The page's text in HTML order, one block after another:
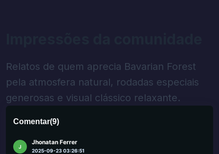
Relatos de quem aprecia Bavarian Forest
pela atmosfera natural, rodadas especiais
generosas e visual clássico relaxante.
Comentar(9)
sugeridos aqui.
O
Olger Xhikselimi
2025-09-25 03:45:19
0 0
J
Jhonatan Ferrer
2025-09-23 03:26:51